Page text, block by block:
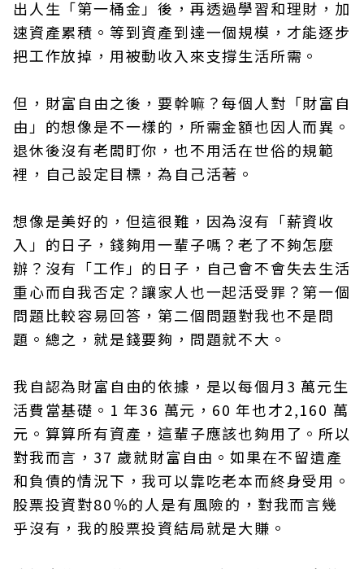
出人生「第一桶金」後，再透過學習和理財，加
速資產累積。等到資產到達一個規模，才能逐步
把工作放掉，用被動收入來支撐生活所需。
但，財富自由之後，要幹嘛？每個人對「財富自
由」的想像是不一樣的，所需金額也因人而異。
退休後沒有老闆盯你，也不用活在世俗的規範
裡，自己設定目標，為自己活著。
想像是美好的，但這很難，因為沒有「薪資收
入」的日子，錢夠用一輩子嗎？老了不夠怎麼
辦？沒有「工作」的日子，自己會不會失去生活
重心而自我否定？讓家人也一起活受罪？第一個
問題比較容易回答，第二個問題對我也不是問
題。總之，就是錢要夠，問題就不大。
我自認為財富自由的依據，是以每個月3 萬元生
活費當基礎。1 年36 萬元，60 年也才2,160 萬
元。算算所有資產，這輩子應該也夠用了。所以
對我而言，37 歲就財富自由。如果在不留遺產
和負債的情況下，我可以靠吃老本而終身受用。
股票投資對80％的人是有風險的，對我而言幾
乎沒有，我的股票投資結局就是大賺。